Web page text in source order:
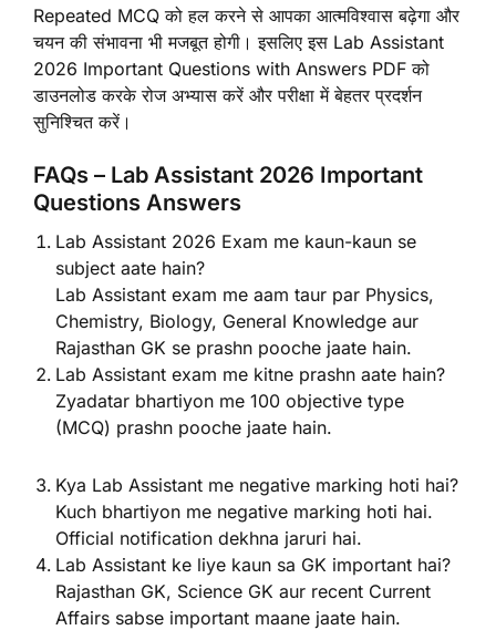
Repeated MCQ को हल करने से आपका आत्मविश्वास बढ़ेगा और
चयन की संभावना भी मजबूत होगी। इसलिए इस Lab Assistant
2026 Important Questions with Answers PDF को
डाउनलोड करके रोज अभ्यास करें और परीक्षा में बेहतर प्रदर्शन
सुनिश्चित करें।
FAQs – Lab Assistant 2026 Important
Questions Answers
Lab Assistant 2026 Exam me kaun-kaun se
subject aate hain?
Lab Assistant exam me aam taur par Physics,
Chemistry, Biology, General Knowledge aur
Rajasthan GK se prashn pooche jaate hain.
Lab Assistant exam me kitne prashn aate hain?
Zyadatar bhartiyon me 100 objective type
(MCQ) prashn pooche jaate hain.
Kya Lab Assistant me negative marking hoti hai?
Kuch bhartiyon me negative marking hoti hai.
Official notification dekhna jaruri hai.
Lab Assistant ke liye kaun sa GK important hai?
Rajasthan GK, Science GK aur recent Current
Affairs sabse important maane jaate hain.